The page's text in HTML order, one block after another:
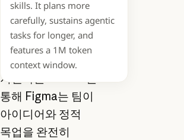
skills. It plans more
carefully, sustains agentic
tasks for longer, and
features a 1M token
context window.
수 있는 협업 디자인
및 개발
플랫폼입니다.
Figma Make를
지원하는 Claude를
통해 Figma는 팀이
아이디어와 정적
목업을 완전히